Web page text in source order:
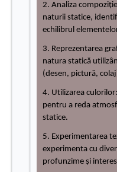
2. Analiza
naturii statice,
echilibrul
3. Reprezentarea
natura statică
(desen, pictură,
4. Utilizarea
pentru a reda
statice.
5. Experimentarea
experimenta cu
profunzime și